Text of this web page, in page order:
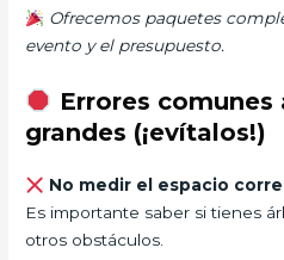
Ofrecemos paquetes
evento y el presupuesto.
Errores
grandes (¡evítalos!)
No medir el espacio
Es importante saber si tienes
otros obstáculos.